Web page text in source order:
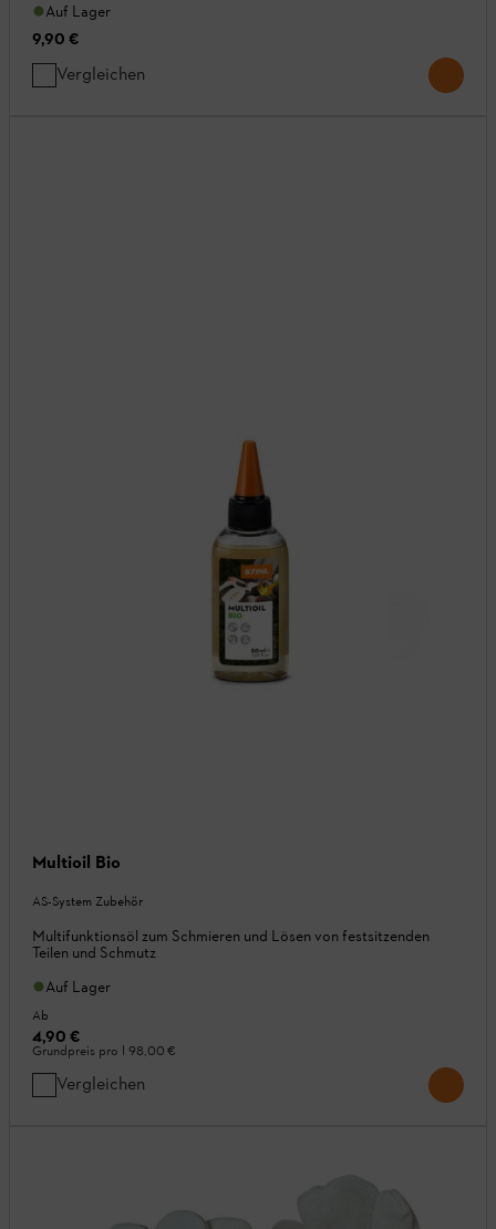
Auf Lager
9,90 €
Vergleichen
Multioil Bio
AS-System Zubehör
Multifunktionsöl zum Schmieren und Lösen von festsitzenden
Teilen und Schmutz
Auf Lager
Ab
4,90 €
Grundpreis pro l 98,00 €
Vergleichen